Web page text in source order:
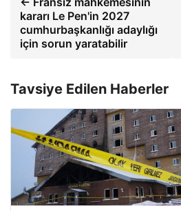
kararı Le Pen'in 2027
cumhurbaşkanlığı adaylığı
için sorun yaratabilir
Tavsiye Edilen Haberler